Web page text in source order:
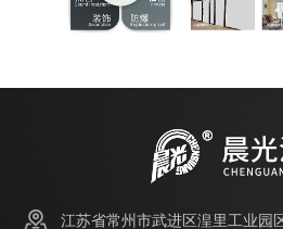
江苏省常州市武进区湟里工业园